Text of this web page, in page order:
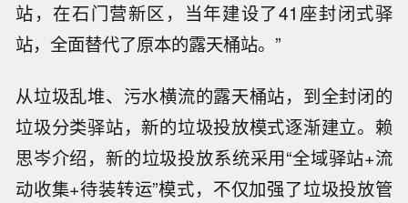
站，在石门营新区，当年建设了41座封闭式驿
站，全面替代了原本的露天桶站。”
从垃圾乱堆、污水横流的露天桶站，到全封闭的
垃圾分类驿站，新的垃圾投放模式逐渐建立。赖
思岑介绍，新的垃圾投放系统采用“全域驿站+流
动收集+待装转运”模式，不仅加强了垃圾投放管